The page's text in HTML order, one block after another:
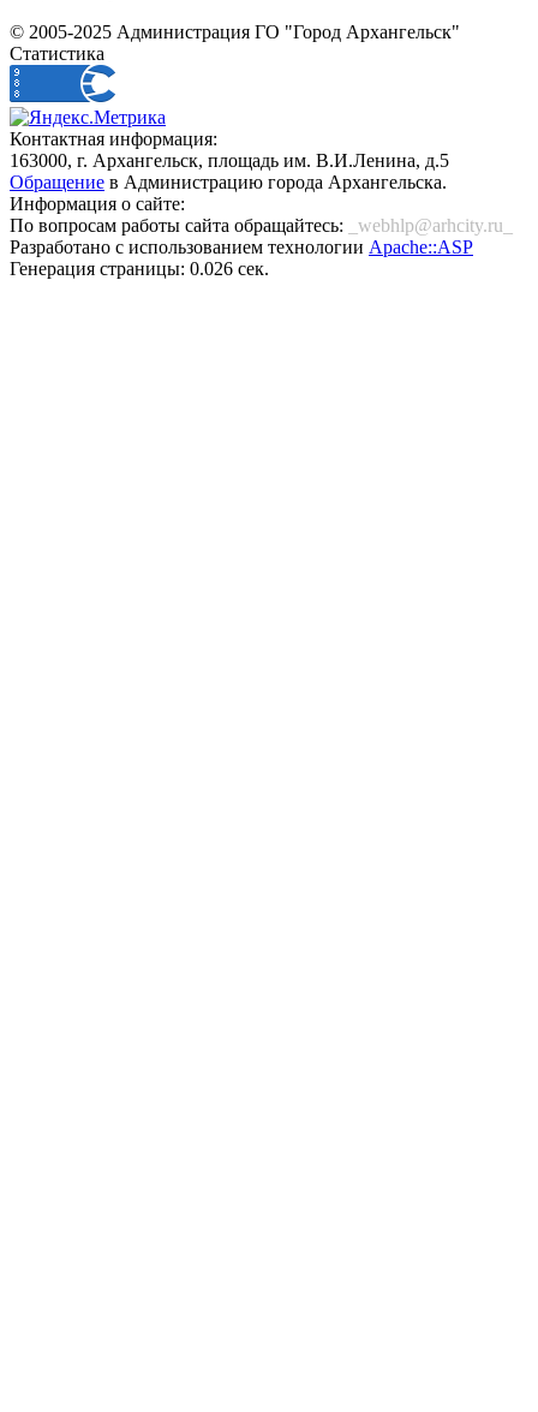
© 2005-2025 Администрация ГО "Город Архангельск"
Статистика
Контактная информация:
163000, г. Архангельск, площадь им. В.И.Ленина, д.5
Обращение в Администрацию города Архангельска.
Информация о сайте:
По вопросам работы сайта обращайтесь:
_webhlp@arhcity.ru_
Разработано с использованием технологии Apache::ASP
Генерация страницы: 0.026 сек.